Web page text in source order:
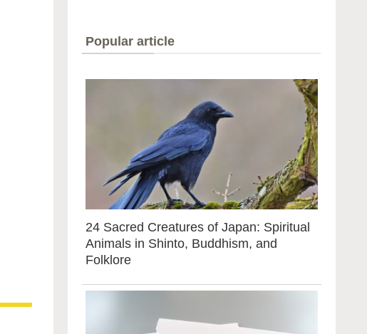
Popular article
24 Sacred Creatures of Japan: Spiritual
Animals in Shinto, Buddhism, and
Folklore